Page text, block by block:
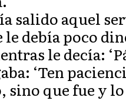
salido aquel
le debía poco
le decía:
‘Ten
que fue y